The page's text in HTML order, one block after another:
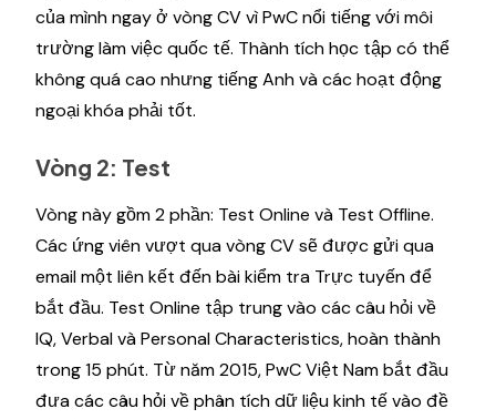
của mình ngay ở vòng CV vì PwC nổi tiếng với môi
trường làm việc quốc tế. Thành tích học tập có thể
không quá cao nhưng tiếng Anh và các hoạt động
ngoại khóa phải tốt.
Vòng 2: Test
Vòng này gồm 2 phần: Test Online và Test Offline.
Các ứng viên vượt qua vòng CV sẽ được gửi qua
email một liên kết đến bài kiểm tra Trực tuyến để
bắt đầu. Test Online tập trung vào các câu hỏi về
IQ, Verbal và Personal Characteristics, hoàn thành
trong 15 phút. Từ năm 2015, PwC Việt Nam bắt đầu
đưa các câu hỏi về phân tích dữ liệu kinh tế vào đề